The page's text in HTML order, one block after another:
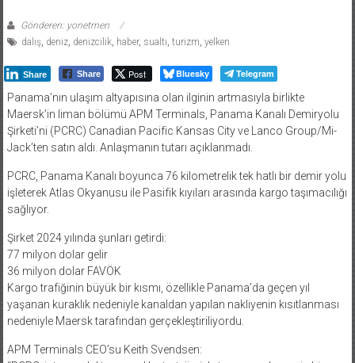
Gönderen: yonetmen
dalış, deniz, denizcilik, haber, sualtı turizm yelken
Share Share Post Bluesky Telegram
Panama’nın ulaşım altyapısına olan ilginin artmasıyla birlikte
Maersk’in liman bölümü APM Terminals, Panama Kanalı Demiryolu
Şirketi’ni (PCRC) Canadian Pacific Kansas City ve Lanco Group/Mi-
Jack’ten satın aldı. Anlaşmanın tutarı açıklanmadı.
PCRC, Panama Kanalı boyunca 76 kilometrelik tek hatlı bir demir yolu
işleterek Atlas Okyanusu ile Pasifik kıyıları arasında kargo taşımacılığı
sağlıyor.
Şirket 2024 yılında şunları getirdi:
77 milyon dolar gelir
36 milyon dolar FAVÖK
Kargo trafiğinin büyük bir kısmı, özellikle Panama’da geçen yıl
yaşanan kuraklık nedeniyle kanaldan yapılan nakliyenin kısıtlanması
nedeniyle Maersk tarafından gerçekleştiriliyordu.
APM Terminals CEO’su Keith Svendsen: